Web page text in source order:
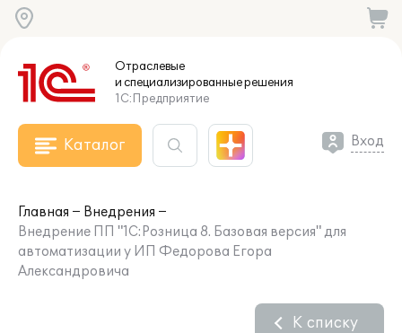
Отраслевые
и специализированныерешения
1С:Предприятие
Каталог Вход
Главная
Внедрения
Внедрение ПП "1С:Розница 8. Базовая версия" для
автоматизации у ИП Федорова Егора
Александровича
К списку